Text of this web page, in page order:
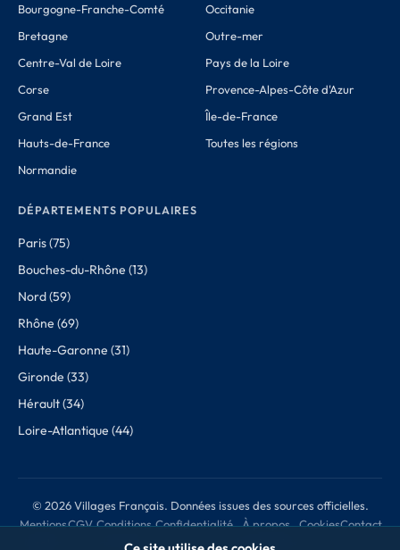
Bourgogne-Franche-Comté
Bretagne
Centre-Val de Loire
Corse
Grand Est
Hauts-de-France
Normandie
Occitanie
Outre-mer
Pays de la Loire
Provence-Alpes-Côte d'Azur
Île-de-France
Toutes les régions
DÉPARTEMENTS POPULAIRES
Paris (75)
Bouches-du-Rhône (13)
Nord (59)
Rhône (69)
Haute-Garonne (31)
Gironde (33)
Hérault (34)
Loire-Atlantique (44)
© 2026 Villages Français. Données issues des sources officielles.
MentionsCGV Conditions
de retour
Confidentialité
À propos
des données
CookiesContact